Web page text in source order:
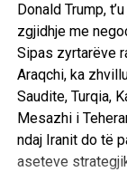
Donald Trump,
zgjidhje me
Sipas zyrtarëve
Araqchi, ka
Saudite, Turqia,
Mesazhi i
ndaj Iranit do të
aseteve